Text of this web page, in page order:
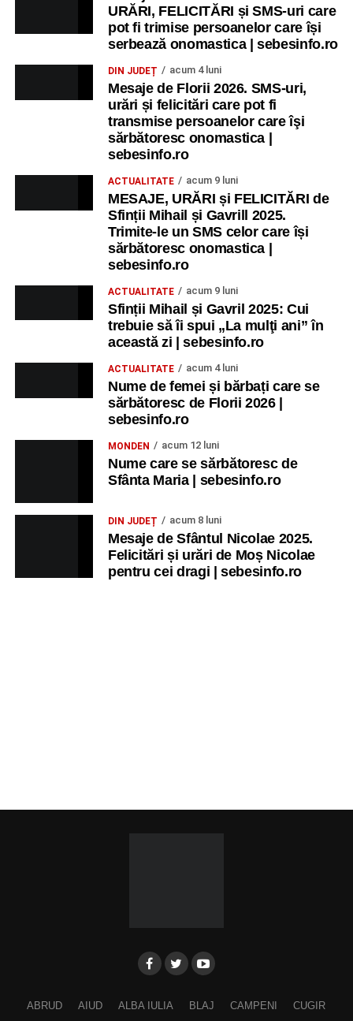
URĂRI, FELICITĂRI și SMS-uri care
pot fi trimise persoanelor care își
serbează onomastica | sebesinfo.ro
DIN JUDEȚ acum 4 luni
Mesaje de Florii 2026. SMS-uri,
urări și felicitări care pot fi
transmise persoanelor care îşi
sărbătoresc onomastica |
sebesinfo.ro
ACTUALITATE acum 9 luni
MESAJE, URĂRI și FELICITĂRI de
Sfinții Mihail și Gavrill 2025.
Trimite-le un SMS celor care își
sărbătoresc onomastica |
sebesinfo.ro
ACTUALITATE acum 9 luni
Sfinții Mihail și Gavril 2025: Cui
trebuie să îi spui „La mulţi ani” în
această zi | sebesinfo.ro
ACTUALITATE acum 4 luni
Nume de femei și bărbați care se
sărbătoresc de Florii 2026 |
sebesinfo.ro
MONDEN acum 12 luni
Nume care se sărbătoresc de
Sfânta Maria | sebesinfo.ro
DIN JUDEȚ acum 8 luni
Mesaje de Sfântul Nicolae 2025.
Felicitări și urări de Moș Nicolae
pentru cei dragi | sebesinfo.ro
ABRUD AIUD ALBA IULIA BLAJ CAMPENI
CUGIR